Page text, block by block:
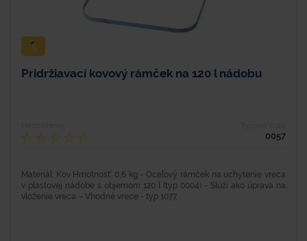
Pridržiavací kovový rámček na 120 l nádobu
0057
Materiál: Kov Hmotnosť: 0,6 kg - Oceľový rámček na uchytenie vreca
v plastovej nádobe s objemom 120 l (typ 0004) - Slúži ako úprava na
vloženie vreca. - Vhodné vrece - typ 1077.